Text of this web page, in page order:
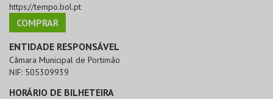
https://tempo.bol.pt
COMPRAR
ENTIDADE RESPONSÁVEL
Câmara Municipal de Portimão
NIF: 505309939
HORÁRIO DE BILHETEIRA